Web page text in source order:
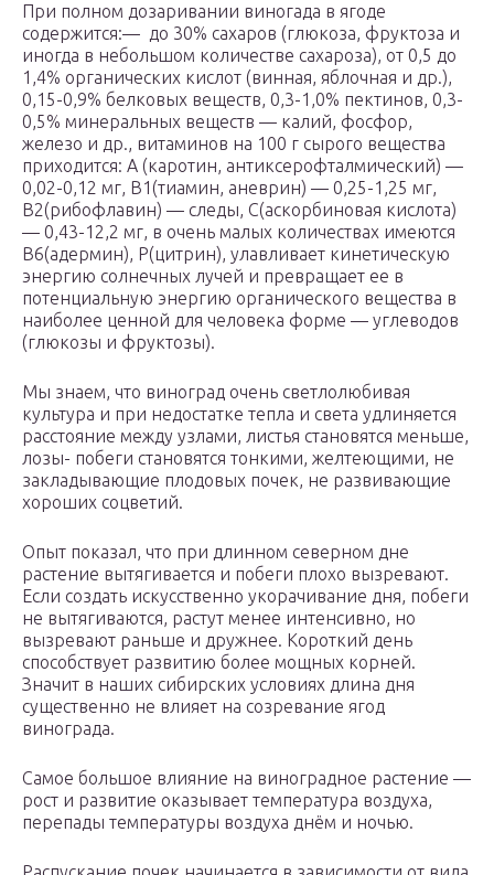
При полном дозаривании виногада в ягоде
содержится:— до 30% сахаров (глюкоза, фруктоза и
иногда в небольшом количестве сахароза), от 0,5 до
1,4% органических кислот (винная, яблочная и др.),
0,15-0,9% белковых веществ, 0,3-1,0% пектинов, 0,3-
0,5% минеральных веществ — калий, фосфор,
железо и др., витаминов на 100 г сырого вещества
приходится: А (каротин, антиксерофталмический) —
0,02-0,12 мг, В1(тиамин, аневрин) — 0,25-1,25 мг,
В2(рибофлавин) — следы, С(аскорбиновая кислота)
— 0,43-12,2 мг, в очень малых количествах имеются
В6(адермин), Р(цитрин), улавливает кинетическую
энергию солнечных лучей и превращает ее в
потенциальную энергию органического вещества в
наиболее ценной для человека форме — углеводов
(глюкозы и фруктозы).
Мы знаем, что виноград очень светлолюбивая
культура и при недостатке тепла и света удлиняется
расстояние между узлами, листья становятся меньше,
лозы- побеги становятся тонкими, желтеющими, не
закладывающие плодовых почек, не развивающие
хороших соцветий.
Опыт показал, что при длинном северном дне
растение вытягивается и побеги плохо вызревают.
Если создать искусственно укорачивание дня, побеги
не вытягиваются, растут менее интенсивно, но
вызревают раньше и дружнее. Короткий день
способствует развитию более мощных корней.
Значит в наших сибирских условиях длина дня
существенно не влияет на созревание ягод
винограда.
Самое большое влияние на виноградное растение —
рост и развитие оказывает температура воздуха,
перепады температуры воздуха днём и ночью.